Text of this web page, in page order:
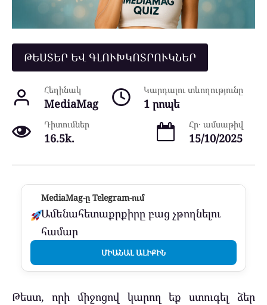
ԹԵՍՏԵՐ ԵՎ ԳԼՈՒԽԿՈՏՐՈՒԿՆԵՐ
Հեղինակ
MediaMag
Կարդալու տևողությունը
1 րոպե
Դիտումներ
16.5k.
Հր․ ամսաթիվ
15/10/2025
MediaMag-ը Telegram-ում
Ամենահետաքրքիրը բաց չթողնելու
համար
ՄԻԱՆԱԼ ԱԼԻՔԻՆ
Թեստ, որի միջոցով կարող եք ստուգել ձեր